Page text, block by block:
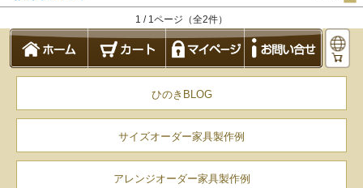
1 / 1ページ（全2件）
ひのきBLOG
サイズオーダー家具製作例
アレンジオーダー家具製作例